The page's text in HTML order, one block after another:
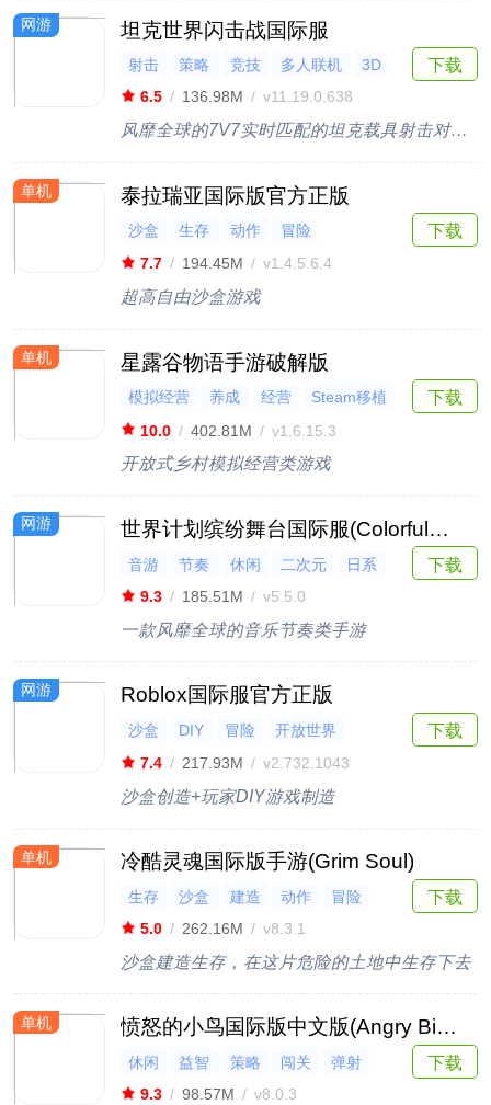
网游 坦克世界闪击战国际服
射击 策略 竞技 多人联机
3D
6.5 / 136.98M / v11.19.0.638
风靡全球的7V7实时匹配的坦克载具射击对战手游
下载
单机 泰拉瑞亚国际版官方正版
沙盒 生存 动作
冒险
开放世界
7.7 / 194.45M / v1.4.5.6.4
超高自由沙盒游戏
下载
单机 星露谷物语手游破解版
模拟经营 养成 经营
Steam移植
像素10.0 / 402.81M / v1.6.15.3
开放式乡村模拟经营类游戏
下载
网游 世界计划缤纷舞台国际服(ColorfulStage)
音游 节奏 休闲 二次元
日系
9.3 / 185.51M / v5.5.0
一款风靡全球的音乐节奏类手游
下载
网游 Roblox国际服官方正版
沙盒 DIY 冒险
开放世界
UP主推荐
7.4 / 217.93M / v2.732.1043
沙盒创造+玩家DIY游戏制造
下载
单机 冷酷灵魂国际版手游(Grim Soul)
生存 沙盒 建造 动作
冒险
5.0 / 262.16M / v8.3.1
沙盒建造生存，在这片危险的土地中生存下去
下载
单机 愤怒的小鸟国际版中文版(Angry Birds)
休闲 益智 策略 闯关
弹射
9.3 / 98.57M / v8.0.3
下载